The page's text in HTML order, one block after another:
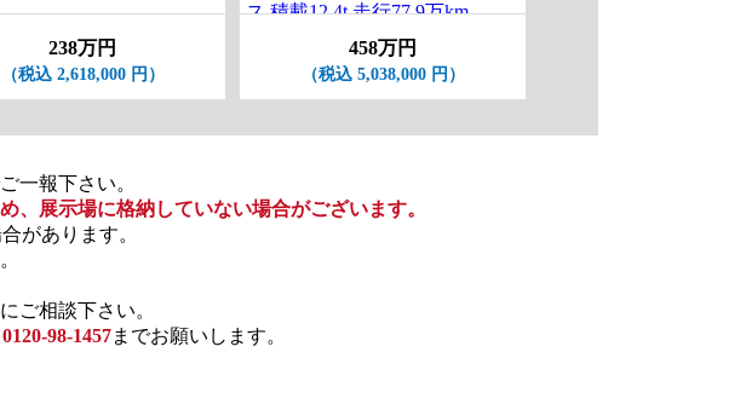
238万円
（税込 2,618,000 円）
ス 積載12.4t 走行77.9万km
458万円
（税込 5,038,000 円）
一報下さい。
、展示場に格納していない場合がございます。
があります。
ご相談下さい。
0120-98-1457までお願いします。